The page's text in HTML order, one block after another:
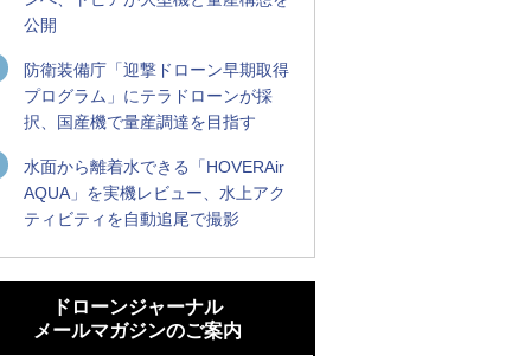
公開
防衛装備庁「迎撃ドローン早期取得
プログラム」にテラドローンが採
択、国産機で量産調達を目指す
水面から離着水できる「HOVERAir
AQUA」を実機レビュー、水上アク
ティビティを自動追尾で撮影
グラム」にテラドローンが採択、国産機
で量産調達を目指す
飛ぶLEDスクリーン」とドローンショー
による新演出を実施
ドローンジャーナル
メールマガジンのご案内